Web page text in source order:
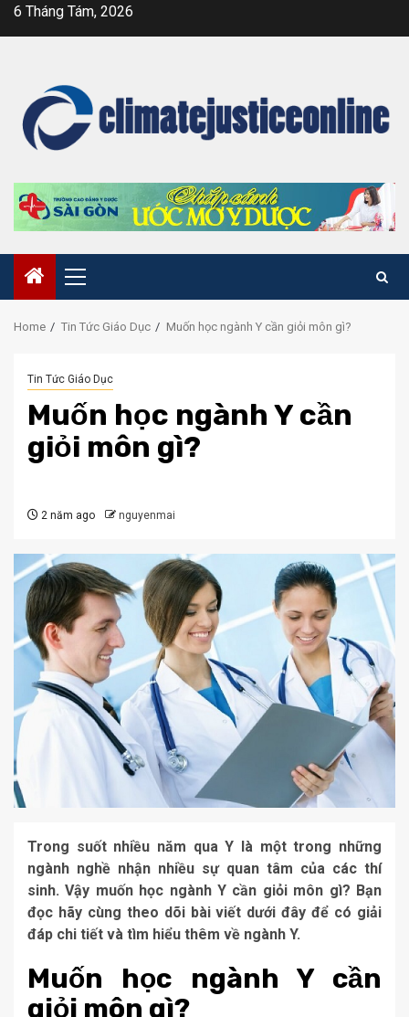
Skip6 Tháng Tám, 2026
Primary
Menu
Home Tin Tức Giáo Dục Muốn học ngành Y cần giỏi môn gì?
Tin Tức Giáo Dục
Muốn học ngành Y cần
giỏi môn gì?
2 năm ago nguyenmai
Trong suốt nhiều năm qua Y là một trong những
ngành nghề nhận nhiều sự quan tâm của các thí
sinh. Vậy muốn học ngành Y cần giỏi môn gì? Bạn
đọc hãy cùng theo dõi bài viết dưới đây để có giải
đáp chi tiết và tìm hiểu thêm về ngành Y.
Muốn học ngành Y cần
giỏi môn gì?